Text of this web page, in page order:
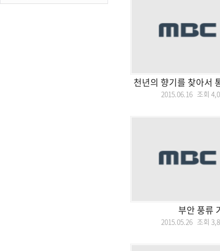
천년의 향기를 찾아서
2015.06.16 조회
부안 풍류
2015.05.26 조회